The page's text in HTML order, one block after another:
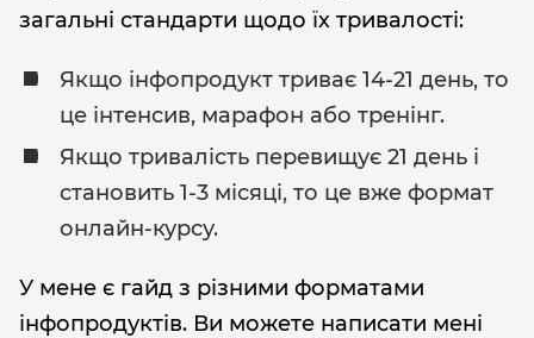
загальні стандарти щодо їх тривалості:
Якщо інфопродукт триває 14-21 день, то
це інтенсив, марафон або тренінг.
Якщо тривалість перевищує 21 день і
становить 1-3 місяці, то це вже формат
онлайн-курсу.
У мене є гайд з різними форматами
інфопродуктів. Ви можете написати мені